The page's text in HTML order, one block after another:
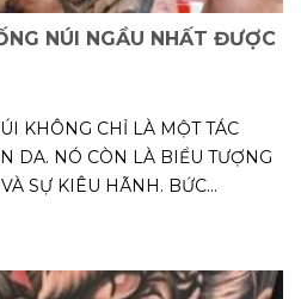
NÚI NGẦU NHẤT ĐƯỢC
KHÔNG CHỈ LÀ MỘT TÁC
DA. NÓ CÒN LÀ BIỂU TƯỢNG
SỰ KIÊU HÃNH. BỨC...